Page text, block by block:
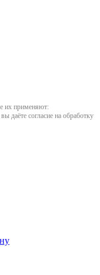
их применяют:
даёте согласие на обработку